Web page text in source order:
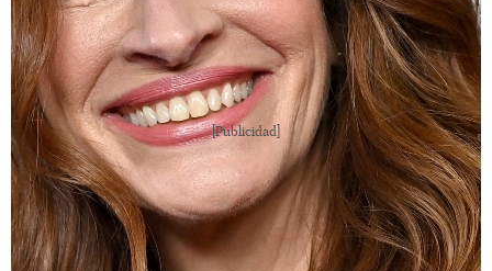
[Publicidad]